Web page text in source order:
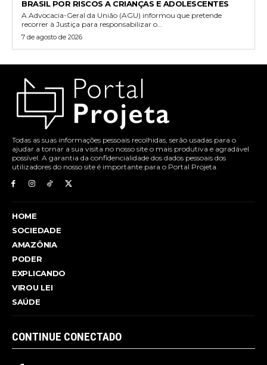
BRASIL POR RISCOS A CRIANÇAS E ADOLESCENTES
A Advocacia-Geral da União (AGU) informou que pretende
recorrer à Justiça para responsabilizar o...
7 de agosto de 2026
Todas as suas informações pessoais recolhidas, serão usadas para o
ajudar a tornar a sua visita no nosso site o mais produtiva e agradável
possível. A garantia da confidencialidade dos dados pessoais dos
utilizadores do nosso site é importante para o Portal Projeta.
HOME
SOCIEDADE
AMAZÔNIA
PODER
EXPLICANDO
VIROU LEI
SAÚDE
CONTINUE CONECTADO